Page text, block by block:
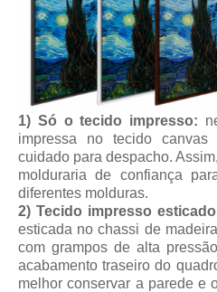
1) Só o tecido impresso:
impressa no tecido
cuidado para despacho.
molduraria de confiança
diferentes molduras.
2) Tecido impresso
esticada no chassi de
com grampos de alta
acabamento traseiro do
melhor conservar a parede e